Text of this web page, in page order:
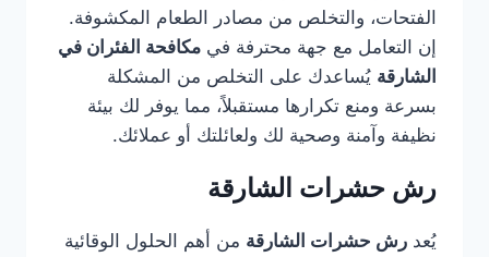
الفتحات، والتخلص من مصادر الطعام المكشوفة.
إن التعامل مع جهة محترفة في مكافحة الفئران في
الشارقة يُساعدك على التخلص من المشكلة
بسرعة ومنع تكرارها مستقبلاً، مما يوفر لك بيئة
نظيفة وآمنة وصحية لك ولعائلتك أو عملائك.
رش حشرات الشارقة
يُعد رش حشرات الشارقة من أهم الحلول الوقائية